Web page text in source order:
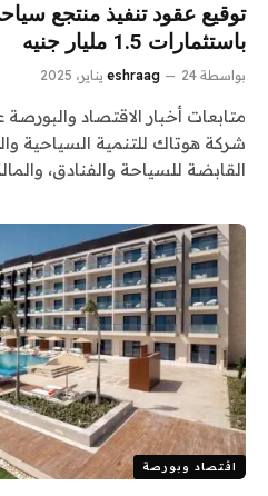
توقيع عقود تنفيذ منتجع
باستثمارات 1.5 مليار جنيه
بواسطة eshraag 24 يناير، 2025
متابعات أخبار الاقتصاد
شركة هوتاك للتنمية السياحية
القابضة للسياحة والفنادق،
اقتصاد وبورصة